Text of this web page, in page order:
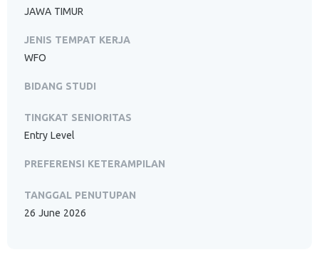
JAWA TIMUR
JENIS TEMPAT KERJA
WFO
BIDANG STUDI
TINGKAT SENIORITAS
Entry Level
PREFERENSI KETERAMPILAN
TANGGAL PENUTUPAN
26 June 2026